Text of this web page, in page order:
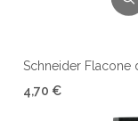
Schneider Flacone
4,70 €